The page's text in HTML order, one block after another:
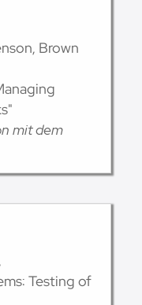
Brown
mit dem
Testing of